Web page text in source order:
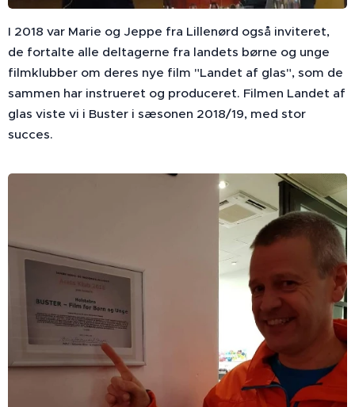
I 2018 var Marie og Jeppe fra Lillenørd også inviteret,
de fortalte alle deltagerne fra landets børne og unge
filmklubber om deres nye film "Landet af glas", som de
sammen har instrueret og produceret. Filmen Landet af
glas viste vi i Buster i sæsonen 2018/19, med stor
succes.